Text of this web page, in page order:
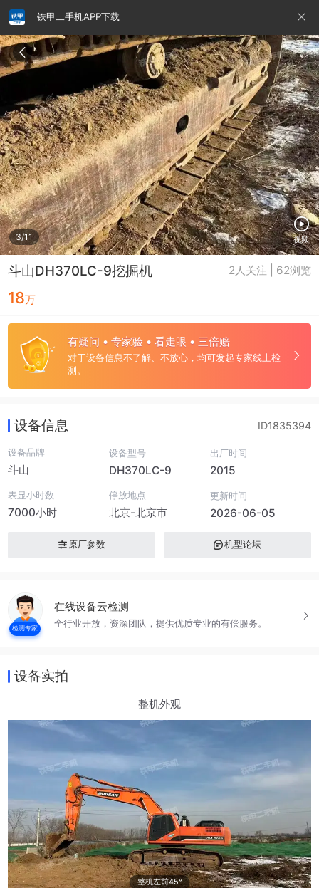
铁甲二手机APP下载
3/11 视频
斗山DH370LC-9挖掘机 2人关注 | 62浏览
18万
有疑问 • 专家验 • 看走眼 • 三倍赔
对于设备信息不了解、不放心，均可发起专家线上检
测。
请输入手机号
交
即
表
示
您
同
意
《隐
私
政
策》
设备信息 ID1835394
设备品牌
斗山
设备型号
DH370LC-9
出厂时间
2015
表显小时数
7000小时
停放地点
北京-北京市
更新时间
2026-06-05
原厂参数 机型论坛
检测专家
在线设备云检测
全行业开放，资深团队，提供优质专业的有偿服务。
设备实拍
整机外观
整机左前45°
铁甲龙总部 4000099032 认证经纪人